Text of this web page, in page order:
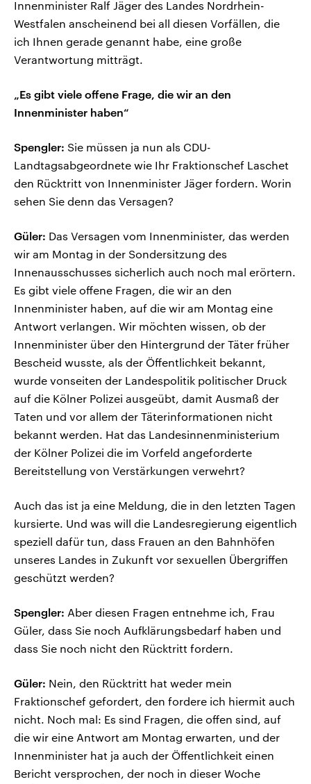
Innenminister Ralf Jäger des Landes Nordrhein-
Westfalen anscheinend bei all diesen Vorfällen, die
ich Ihnen gerade genannt habe, eine große
Verantwortung mitträgt.
„Es gibt viele offene Frage, die wir an den
Innenminister haben“
Spengler: Sie müssen ja nun als CDU-
Landtagsabgeordnete wie Ihr Fraktionschef Laschet
den Rücktritt von Innenminister Jäger fordern. Worin
sehen Sie denn das Versagen?
Güler: Das Versagen vom Innenminister, das werden
wir am Montag in der Sondersitzung des
Innenausschusses sicherlich auch noch mal erörtern.
Es gibt viele offene Fragen, die wir an den
Innenminister haben, auf die wir am Montag eine
Antwort verlangen. Wir möchten wissen, ob der
Innenminister über den Hintergrund der Täter früher
Bescheid wusste, als der Öffentlichkeit bekannt,
wurde vonseiten der Landespolitik politischer Druck
auf die Kölner Polizei ausgeübt, damit Ausmaß der
Taten und vor allem der Täterinformationen nicht
bekannt werden. Hat das Landesinnenministerium
der Kölner Polizei die im Vorfeld angeforderte
Bereitstellung von Verstärkungen verwehrt?
Auch das ist ja eine Meldung, die in den letzten Tagen
kursierte. Und was will die Landesregierung eigentlich
speziell dafür tun, dass Frauen an den Bahnhöfen
unseres Landes in Zukunft vor sexuellen Übergriffen
geschützt werden?
Spengler: Aber diesen Fragen entnehme ich, Frau
Güler, dass Sie noch Aufklärungsbedarf haben und
dass Sie noch nicht den Rücktritt fordern.
Güler: Nein, den Rücktritt hat weder mein
Fraktionschef gefordert, den fordere ich hiermit auch
nicht. Noch mal: Es sind Fragen, die offen sind, auf
die wir eine Antwort am Montag erwarten, und der
Innenminister hat ja auch der Öffentlichkeit einen
Bericht versprochen, der noch in dieser Woche